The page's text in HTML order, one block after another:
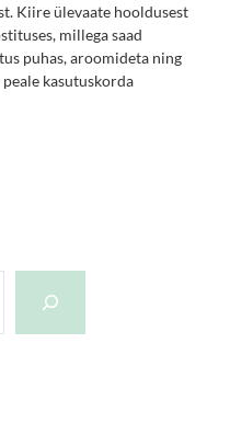
Kiire ülevaate hooldusest
millega saad
puhas, aroomideta ning
kasutuskorda